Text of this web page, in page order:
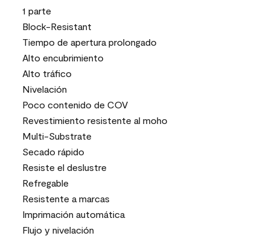
1 parte
Block-Resistant
Tiempo de apertura prolongado
Alto encubrimiento
Alto tráfico
Nivelación
Poco contenido de COV
Revestimiento resistente al moho
Multi-Substrate
Secado rápido
Resiste el deslustre
Refregable
Resistente a marcas
Imprimación automática
Flujo y nivelación